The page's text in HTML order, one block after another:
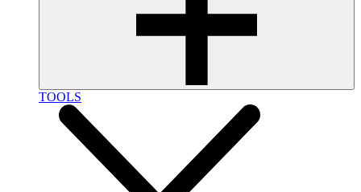
TOOLS